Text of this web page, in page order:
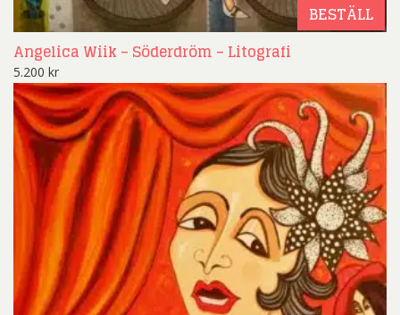
BESTÄLL
Angelica Wiik – Söderdröm – Litografi
5.200 kr